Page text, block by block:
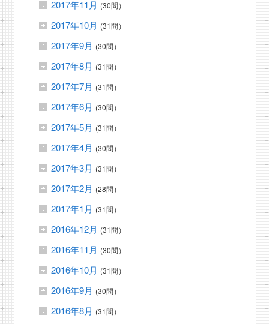
2017年11月 (30問）
2017年10月 (31問）
2017年9月 (30問）
2017年8月 (31問）
2017年7月 (31問）
2017年6月 (30問）
2017年5月 (31問）
2017年4月 (30問）
2017年3月 (31問）
2017年2月 (28問）
2017年1月 (31問）
2016年12月 (31問）
2016年11月 (30問）
2016年10月 (31問）
2016年9月 (30問）
2016年8月 (31問）